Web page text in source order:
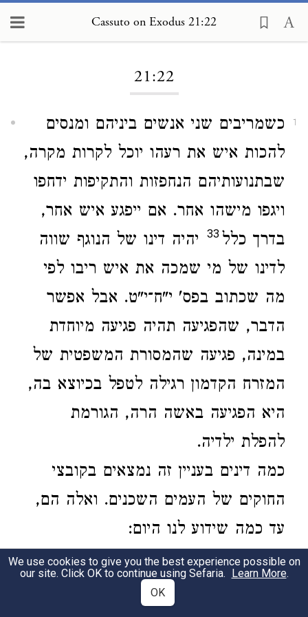
Cassuto on Exodus 21:22
21:22
1
כשמריבים שני אנשים ביניהם ומנסים
להכות איש את רעהו יוכל לקרות מקרה,
שבתנועותיהם הנחפזות והתקיפות ידחפו
ויגפו מישהו אחר. אם ייפגע איש אחר,
בדרך כלל 33 יהיה דינו של הנוגף שווה
לדינו של מי שמכה את איש ריבו לפי
מה שכתוב בפס' י"ח־י"ט. אבל אפשר
הדבר, שהפגיעה תהיה פגיעה מיוחדת
במינה, פגיעה שהמסורת המשפטית של
המזרח הקדמון רגילה לטפל בכיוצא בה,
היא הפגיעה באשה הרה, הגורמת
להפלת ילדיה.
כמה דינים בעניין זה נמצאים בקובצי
החוקים של העמים השכנים. ואלה הם,
עד כמה שידוע לנו היום:
א) בקטעי החוקים השומריים שפרסם
קליי בשנת 1915 באים שני סעיפים
We use cookies to give you the best experience possible on
our site. Click OK to continue using Sefaria. Learn More.
OK